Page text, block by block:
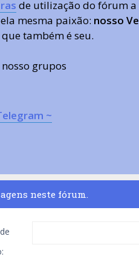
de utilização do fórum
mesma paixão: nosso
também é seu.
grupos
~
neste fórum.